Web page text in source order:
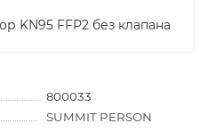
800033
SUMMIT PERSON